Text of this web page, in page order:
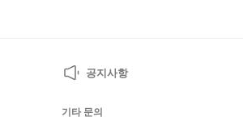
공지사항
기타 문의